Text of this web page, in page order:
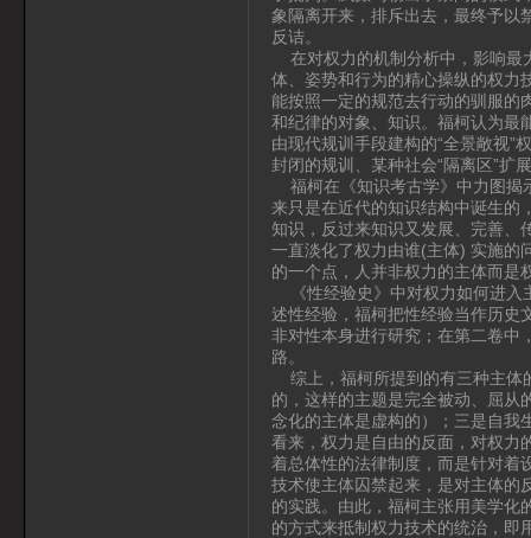
象隔离开来，排斥出去，最终予以
反诘。
在对权力的机制分析中，影响最
体、姿势和行为的精心操纵的权力
能按照一定的规范去行动的驯服的
和纪律的对象、知识。福柯认为最
由现代规训手段建构的“全景敞视”
封闭的规训、某种社会“隔离区”扩
福柯在《知识考古学》中力图揭
来只是在近代的知识结构中诞生的
知识，反过来知识又发展、完善、
一直淡化了权力由谁(主体) 实施的
的一个点，人并非权力的主体而是
《性经验史》中对权力如何进入
述性经验，福柯把性经验当作历史
非对性本身进行研究；在第二卷中
路。
综上，福柯所提到的有三种主体
的，这样的主题是完全被动、屈从
念化的主体是虚构的）；三是自我
看来，权力是自由的反面，对权力
着总体性的法律制度，而是针对着
技术使主体囚禁起来，是对主体的
的实践。由此，福柯主张用美学化
的方式来抵制权力技术的统治，即